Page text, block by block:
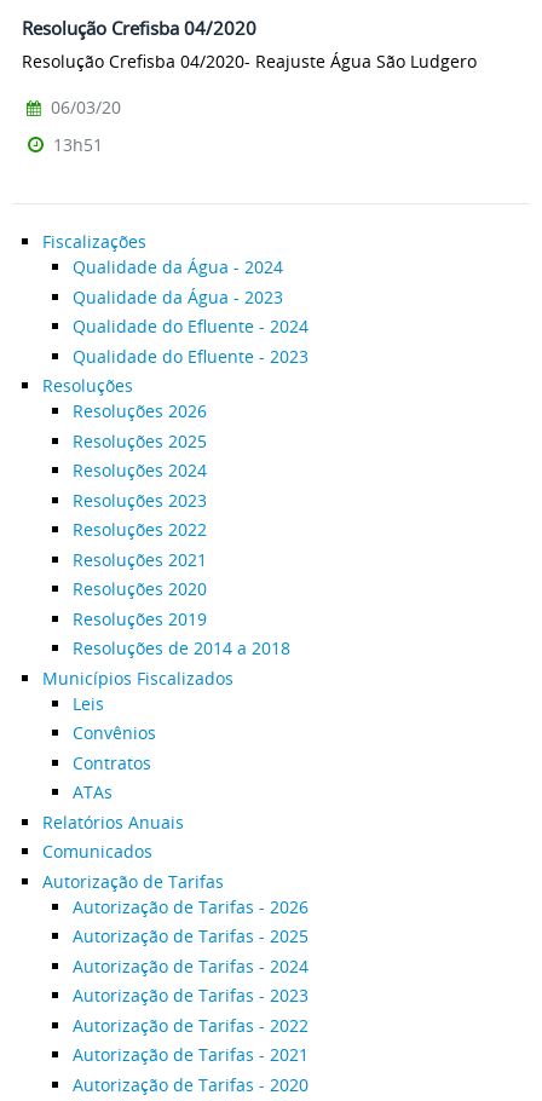
Resolução Crefisba 04/2020
Resolução Crefisba 04/2020- Reajuste Água São Ludgero
06/03/20
13h51
Fiscalizações
Qualidade da Água - 2024
Qualidade da Água - 2023
Qualidade do Efluente - 2024
Qualidade do Efluente - 2023
Resoluções
Resoluções 2026
Resoluções 2025
Resoluções 2024
Resoluções 2023
Resoluções 2022
Resoluções 2021
Resoluções 2020
Resoluções 2019
Resoluções de 2014 a 2018
Municípios Fiscalizados
Leis
Convênios
Contratos
ATAs
Relatórios Anuais
Comunicados
Autorização de Tarifas
Autorização de Tarifas - 2026
Autorização de Tarifas - 2025
Autorização de Tarifas - 2024
Autorização de Tarifas - 2023
Autorização de Tarifas - 2022
Autorização de Tarifas - 2021
Autorização de Tarifas - 2020